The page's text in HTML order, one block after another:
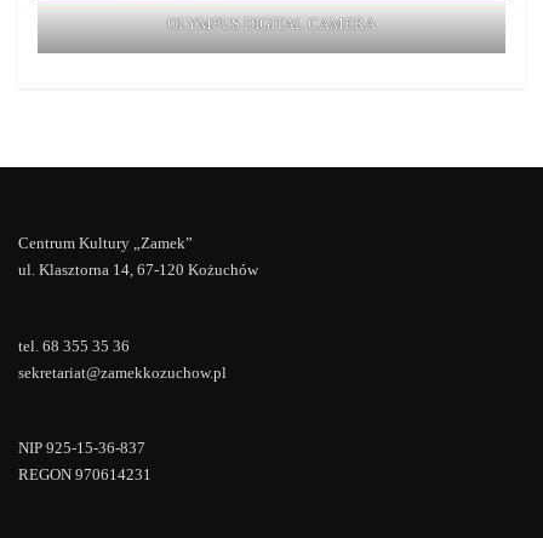
OLYMPUS DIGITAL CAMERA
Centrum Kultury „Zamek”
ul. Klasztorna 14, 67-120 Kożuchów
tel. 68 355 35 36
sekretariat@zamekkozuchow.pl
NIP 925-15-36-837
REGON 970614231